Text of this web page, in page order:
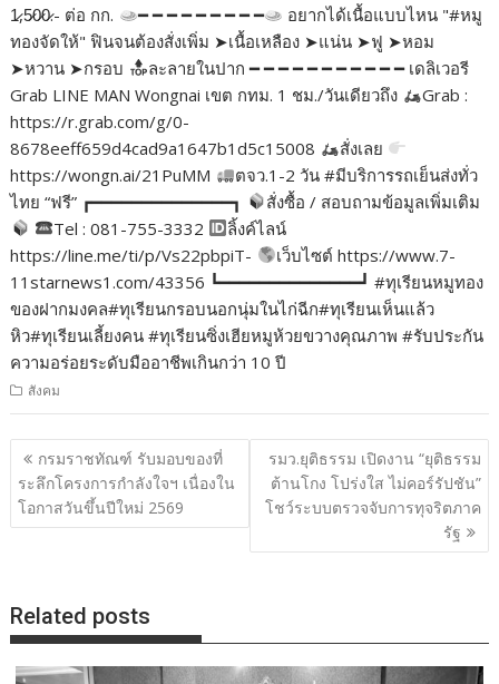
1̷,5̷0̷0̷.- ต่อ กก.
━ ━ ━ ━ ━ ━ ━ ━ ━
อยากได้เนื้อแบบไหน "#หมู
ทองจัดให้" ฟินจนต้องสั่งเพิ่ม ➤เนื้อเหลือง ➤แน่น ➤ฟู ➤หอม
➤หวาน ➤กรอบ
ละลายในปาก ━ ━ ━ ━ ━ ━ ━ ━ ━ ━ ━ เดลิเวอรี
Grab LINE MAN Wongnai เขต กทม. 1 ชม./วันเดียวถึง
Grab :
https://r.grab.com/g/0-
8678eeff659d4cad9a1647b1d5c15008
สั่งเลย
https://wongn.ai/21PuMM
ตจว.1-2 วัน #มีบริการรถเย็นส่งทั่ว
ไทย “ฟรี” ┏━━━━━━━━━━━━━━┓
สั่งซื้อ / สอบถามข้อมูลเพิ่มเติม
Tel : 081-755-3332
ลิ้งค์ไลน์
https://line.me/ti/p/Vs22pbpiT-
เว็บไซต์ https://www.7-
11starnews1.com/43356 ┗━━━━━━━━━━━━━━┛ #ทุเรียนหมูทอง
ของฝากมงคล#ทุเรียนกรอบนอกนุ่มในไก่ฉีก#ทุเรียนเห็นแล้ว
หิว#ทุเรียนเลี้ยงคน #ทุเรียนซิ่งเฮียหมูห้วยขวางคุณภาพ #รับประกัน
ความอร่อยระดับมืออาชีพเกินกว่า 10 ปี
สังคม
แนะแนว
เรื่อง
กรมราชทัณฑ์ รับมอบของที่
ระลึกโครงการกำลังใจฯ เนื่องใน
โอกาสวันขึ้นปีใหม่ 2569
รมว.ยุติธรรม เปิดงาน “ยุติธรรม
ต้านโกง โปร่งใส ไม่คอร์รัปชัน”
โชว์ระบบตรวจจับการทุจริตภาค
รัฐ
Related posts